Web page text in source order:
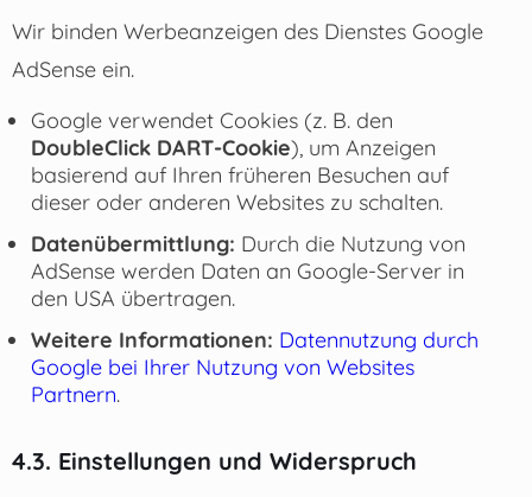
Wir binden Werbeanzeigen des Dienstes Google
AdSense ein.
Google verwendet Cookies (z. B. den
DoubleClick DART-Cookie), um Anzeigen
basierend auf Ihren früheren Besuchen auf
dieser oder anderen Websites zu schalten.
Datenübermittlung: Durch die Nutzung von
AdSense werden Daten an Google-Server in
den USA übertragen.
Weitere Informationen: Datennutzung durch
Google bei Ihrer Nutzung von Websites
Partnern.
4.3. Einstellungen und Widerspruch